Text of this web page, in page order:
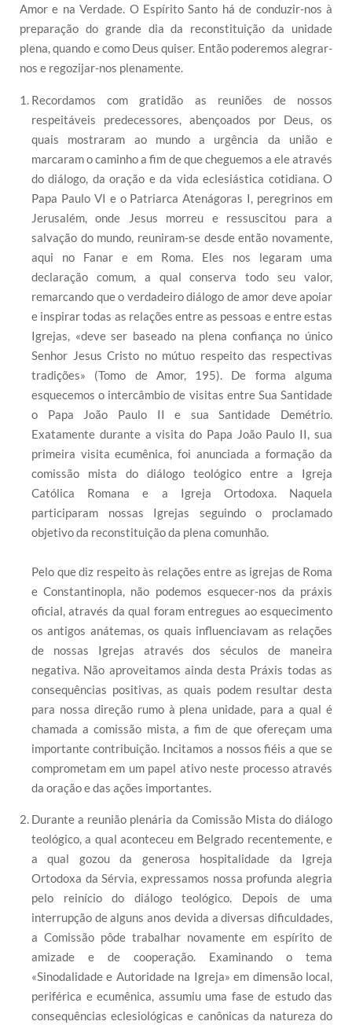
Amor e na Verdade. O Espírito Santo há de conduzir-nos à
preparação do grande dia da reconstituição da unidade
plena, quando e como Deus quiser. Então poderemos alegrar-
nos e regozijar-nos plenamente.
Recordamos com gratidão as reuniões de nossos
respeitáveis predecessores, abençoados por Deus, os
quais mostraram ao mundo a urgência da união e
marcaram o caminho a fim de que cheguemos a ele através
do diálogo, da oração e da vida eclesiástica cotidiana. O
Papa Paulo VI e o Patriarca Atenágoras I, peregrinos em
Jerusalém, onde Jesus morreu e ressuscitou para a
salvação do mundo, reuniram-se desde então novamente,
aqui no Fanar e em Roma. Eles nos legaram uma
declaração comum, a qual conserva todo seu valor,
remarcando que o verdadeiro diálogo de amor deve apoiar
e inspirar todas as relações entre as pessoas e entre estas
Igrejas, «deve ser baseado na plena confiança no único
Senhor Jesus Cristo no mútuo respeito das respectivas
tradições» (Tomo de Amor, 195). De forma alguma
esquecemos o intercâmbio de visitas entre Sua Santidade
o Papa João Paulo II e sua Santidade Demétrio.
Exatamente durante a visita do Papa João Paulo II, sua
primeira visita ecumênica, foi anunciada a formação da
comissão mista do diálogo teológico entre a Igreja
Católica Romana e a Igreja Ortodoxa. Naquela
participaram nossas Igrejas seguindo o proclamado
objetivo da reconstituição da plena comunhão.
Pelo que diz respeito às relações entre as igrejas de Roma
e Constantinopla, não podemos esquecer-nos da práxis
oficial, através da qual foram entregues ao esquecimento
os antigos anátemas, os quais influenciavam as relações
de nossas Igrejas através dos séculos de maneira
negativa. Não aproveitamos ainda desta Práxis todas as
consequências positivas, as quais podem resultar desta
para nossa direção rumo à plena unidade, para a qual é
chamada a comissão mista, a fim de que ofereçam uma
importante contribuição. Incitamos a nossos fiéis a que se
comprometam em um papel ativo neste processo através
da oração e das ações importantes.
Durante a reunião plenária da Comissão Mista do diálogo
teológico, a qual aconteceu em Belgrado recentemente, e
a qual gozou da generosa hospitalidade da Igreja
Ortodoxa da Sérvia, expressamos nossa profunda alegria
pelo reinício do diálogo teológico. Depois de uma
interrupção de alguns anos devida a diversas dificuldades,
a Comissão pôde trabalhar novamente em espírito de
amizade e de cooperação. Examinando o tema
«Sinodalidade e Autoridade na Igreja» em dimensão local,
periférica e ecumênica, assumiu uma fase de estudo das
consequências eclesiológicas e canônicas da natureza do